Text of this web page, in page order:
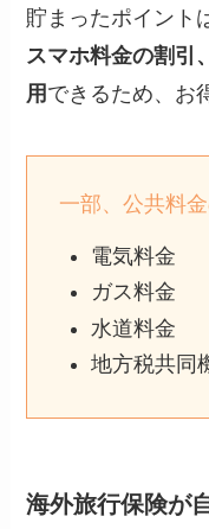
貯まったポイント
スマホ料金の割引
用 できるため、お
一部、公共料
電気料金
ガス料金
水道料金
地方税共同
海外旅行保険が